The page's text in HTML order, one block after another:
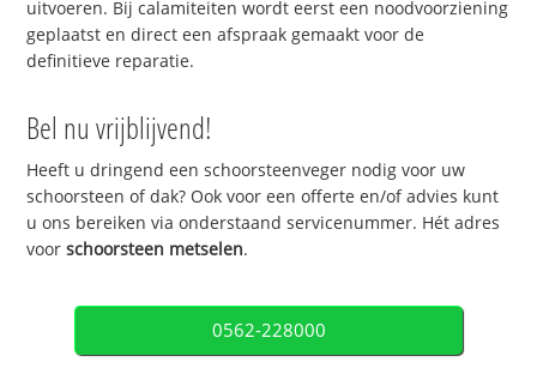
uitvoeren. Bij calamiteiten wordt eerst een noodvoorziening
geplaatst en direct een afspraak gemaakt voor de
definitieve reparatie.
Bel nu vrijblijvend!
Heeft u dringend een schoorsteenveger nodig voor uw
schoorsteen of dak? Ook voor een offerte en/of advies kunt
u ons bereiken via onderstaand servicenummer. Hét adres
voorschoorsteen metselen.
0562-228000